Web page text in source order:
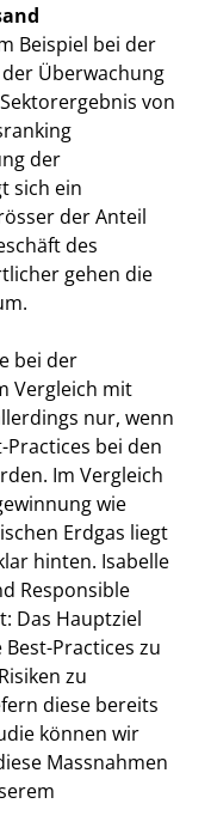
Beispiel bei der
Überwachung
von
der
sich ein
der Anteil
des
gehen die
bei der
Vergleich mit
nur, wenn
Practices bei den
Im Vergleich
wie
Erdgas liegt
hinten. Isabelle
Responsible
Das Hauptziel
Practices zu
zu
diese bereits
können wir
Massnahmen